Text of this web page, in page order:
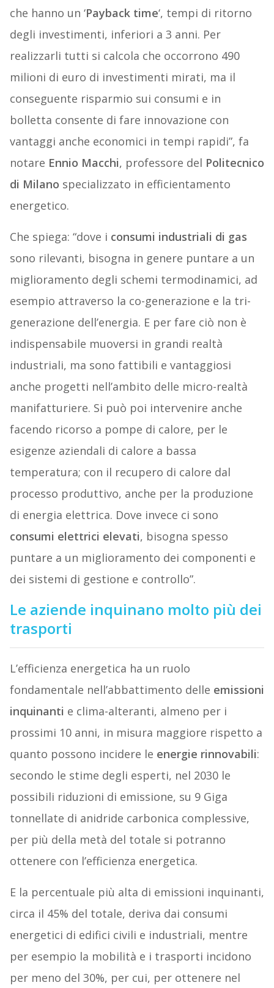
che hanno un ‘Payback time‘, tempi di ritorno
degli investimenti, inferiori a 3 anni. Per
realizzarli tutti si calcola che occorrono 490
milioni di euro di investimenti mirati, ma il
conseguente risparmio sui consumi e in
bolletta consente di fare innovazione con
vantaggi anche economici in tempi rapidi”, fa
notare Ennio Macchi, professore del Politecnico
di Milano specializzato in efficientamento
energetico.
Che spiega: “dove i consumi industriali di gas
sono rilevanti, bisogna in genere puntare a un
miglioramento degli schemi termodinamici, ad
esempio attraverso la co-generazione e la tri-
generazione dell’energia. E per fare ciò non è
indispensabile muoversi in grandi realtà
industriali, ma sono fattibili e vantaggiosi
anche progetti nell’ambito delle micro-realtà
manifatturiere. Si può poi intervenire anche
facendo ricorso a pompe di calore, per le
esigenze aziendali di calore a bassa
temperatura; con il recupero di calore dal
processo produttivo, anche per la produzione
di energia elettrica. Dove invece ci sono
consumi elettrici elevati, bisogna spesso
puntare a un miglioramento dei componenti e
dei sistemi di gestione e controllo”.
Le aziende inquinano molto più dei
trasporti
L’efficienza energetica ha un ruolo
fondamentale nell’abbattimento delle emissioni
inquinanti e clima-alteranti, almeno per i
prossimi 10 anni, in misura maggiore rispetto a
quanto possono incidere le energie rinnovabili:
secondo le stime degli esperti, nel 2030 le
possibili riduzioni di emissione, su 9 Giga
tonnellate di anidride carbonica complessive,
per più della metà del totale si potranno
ottenere con l’efficienza energetica.
E la percentuale più alta di emissioni inquinanti,
circa il 45% del totale, deriva dai consumi
energetici di edifici civili e industriali, mentre
per esempio la mobilità e i trasporti incidono
per meno del 30%, per cui, per ottenere nel